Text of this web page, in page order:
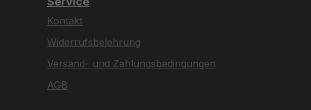
Kontakt
Widerrufsbelehrung
Versand- und Zahlungsbedingungen
AGB